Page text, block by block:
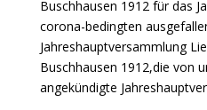
Buschhausen 1912 für das
corona-bedingten
Jahreshauptversammlung
Buschhausen 1912,die von
angekündigte